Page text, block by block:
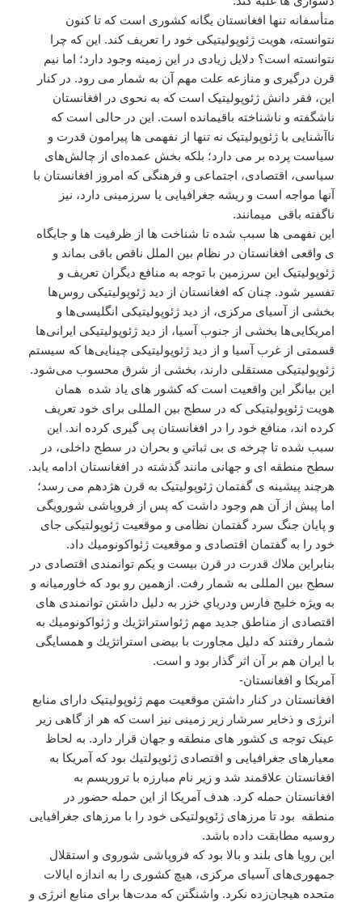
متأسفانه تنها افغانستان یگانه کشوری است که تا کنون
نتوانسته، هویت ژئوپولیتیکی خود را تعریف کند. این که چرا
نتوانسته است؟ دلایل زیادی در این زمینه وجود دارد؛ اما نیم
قرن درگیری و منازعه علت مهم آن به شمار می رود. در کنار
این، فقر دانش ژئوپولیتیک است که به نحوی در افغانستان
ناشگفته و ناشناخته باقیمانده است. این در حالی است که
ناآشنایی با ژئوپولیتیک نه تنها از نفهمی ها پیرامون قدرت و
سیاست پرده بر می دارد؛ بلکه بخش عمده‌ای از چالش‌های
سیاسی، اقتصادی، اجتماعی و فرهنگی که امروز افغانستان با
آنها مواجه است و ریشه‌ جغرافیایی یا سرزمینی دارد، نیز
ناگفته باقی میمانند. ‌
این نفهمی ها سبب شده تا شناخت ها از ظرفیت ها و جايگاه
ی واقعی افغانستان در نظام بين الملل ناقص باقی بماند و
ژئوپولیتیک این سرزمین با توجه به منافع دیگران تعریف و
تفسیر شود. چنان که افغانستان از دید ژئوپولیتیکی روس‌ها
بخشی از آسیای مرکزی، از دید ژئوپولیتیکی انگلیسی‌ها و
امریکایی‌ها بخشی از جنوب آسیا، از دید ژئوپولیتیکی ایرانی‌ها
قسمتی از غرب آسیا و از دید ژئوپولیتیکی چینایی‌ها که سیستم
ژئوپولیتیکی مستقلی دارند، بخشی از شرق محسوب می‌شود.
این بیانگر این واقعيت است که کشور های یاد شده همان
هویت ژئوپولیتیکی که در سطح بین المللی برای خود تعریف
کرده اند، منافع خود را در افغانستان پی گیری کرده اند. این
سبب شده تا چرخه ی بی ثباتي و بحران در سطح داخلی، در
سطح منطقه ای و جهانی مانند گذشته در افغانستان ادامه یابد.
هرچند پیشینه ی گفتمان ژئوپولیتیک به قرن هژدهم می رسد؛
اما پیش از آن هم وجود داشت که پس از فروپاشی شورويگی
و پايان جنگ سرد گفتمان نظامی و موقعيت ژئوپولتيكی جای
خود را به گفتمان اقتصادی و موقعيت ژئواكونوميك داد.
بنابراین ملاك قدرت در قرن بيست و يكم توانمندی اقتصادی در
سطح بين المللی به شمار رفت. ازهمین رو بود که خاورميانه و
به ويژه خليج فارس ودرياي خزر به دليل داشتن توانمندی های
اقتصادی از مناطق جديد مهم ژئواستراتژيك و ژئواكونوميك به
شمار رفتند که دليل مجاورت با بيضی استراتژيك و همسايگی
با ايران هم بر آن اثر گذار بود و است.
آمریکا و افغانستان-
افغانستان در کنار داشتن موقعیت مهم ژئوپولیتیک دارای منابع
انرژی و ذخایر سرشار زیر زمینی نیز است که هر از گاهی زیر
عینک توجه ی کشور های منطقه و جهان قرار دارد. به لحاظ
معيارهای جغرافيايی و اقتصادی ژئوپولتيك بود که آمریکا به
افغانستان علاقمند شد و زیر نام مبارزه با تروریسم به
افغانستان حمله کرد. هدف آمریکا از این حمله حضور در
منطقه بود تا مرزهای ژئوپولتیکی خود را با مرزهای جغرافیایی
روسیه مطابقت داده باشد.
این رویا های بلند و بالا بود که فروپاشی شوروی و استقلال
جمهوری‌های آسیای مرکزی، هیچ کشوری را به اندازه ایالات
متحده هیجان‌زده نکرد. واشنگتن که مدت‌ها برای منابع انرژی و